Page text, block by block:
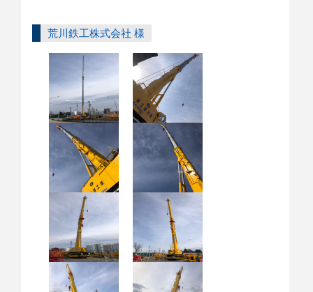
荒川鉄工株式会社 様